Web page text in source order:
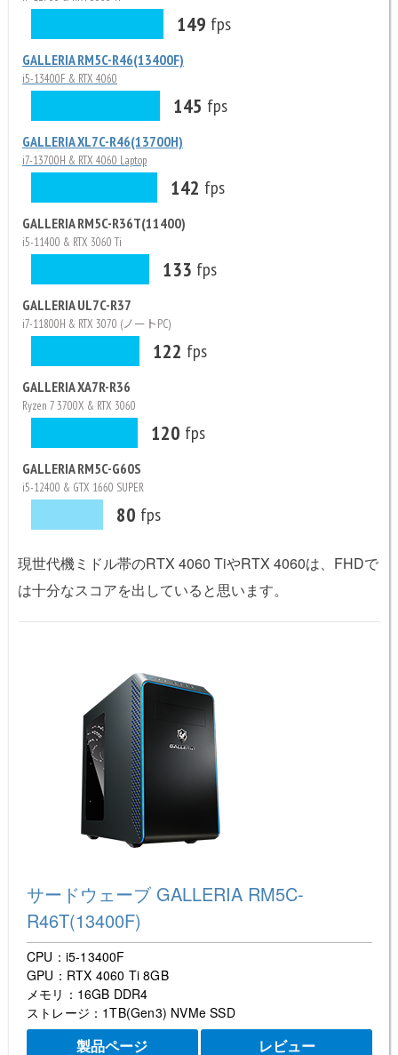
149 fps
GALLERIA RM5C-R46(13400F)
i5-13400F & RTX 4060
145 fps
GALLERIA XL7C-R46(13700H)
i7-13700H & RTX 4060 Laptop
142 fps
GALLERIA RM5C-R36T(11400)
i5-11400 & RTX 3060 Ti
133 fps
GALLERIA UL7C-R37
i7-11800H & RTX 3070 (ノートPC)
122 fps
GALLERIA XA7R-R36
Ryzen 7 3700X & RTX 3060
120 fps
GALLERIA RM5C-G60S
i5-12400 & GTX 1660 SUPER
80 fps
現世代機ミドル帯のRTX 4060 TiやRTX 4060は、FHDで
は十分なスコアを出していると思います。
サードウェーブ GALLERIA RM5C-
R46T(13400F)
CPU：i5-13400F
GPU：RTX 4060 Ti 8GB
メモリ：16GB DDR4
ストレージ：1TB(Gen3) NVMe SSD
製品ページ レビュー